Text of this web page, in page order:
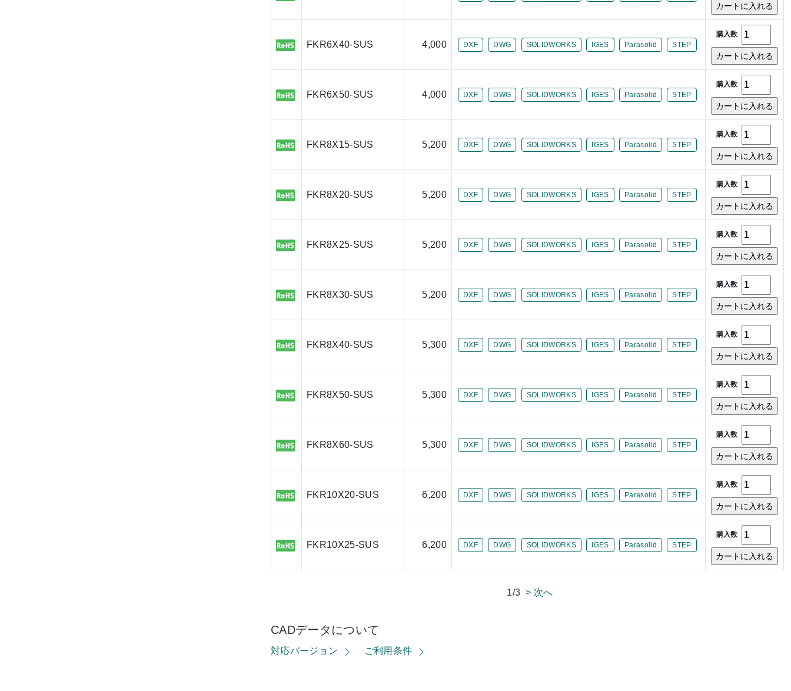
FKR6X40-SUS 4,000 DXF DWG SOLIDWORKS IGES Parasolid STEP
購入数
FKR6X50-SUS 4,000 DXF DWG SOLIDWORKS IGES Parasolid STEP
購入数
FKR8X15-SUS 5,200 DXF DWG SOLIDWORKS IGES Parasolid STEP
購入数
FKR8X20-SUS 5,200 DXF DWG SOLIDWORKS IGES Parasolid STEP
購入数
FKR8X25-SUS 5,200 DXF DWG SOLIDWORKS IGES Parasolid STEP
購入数
FKR8X30-SUS 5,200 DXF DWG SOLIDWORKS IGES Parasolid STEP
購入数
FKR8X40-SUS 5,300 DXF DWG SOLIDWORKS IGES Parasolid STEP
購入数
FKR8X50-SUS 5,300 DXF DWG SOLIDWORKS IGES Parasolid STEP
購入数
FKR8X60-SUS 5,300 DXF DWG SOLIDWORKS IGES Parasolid STEP
購入数
FKR10X20-SUS 6,200 DXF DWG SOLIDWORKS IGES Parasolid STEP
購入数
FKR10X25-SUS 6,200 DXF DWG SOLIDWORKS IGES Parasolid STEP
購入数
1/3 > 次へ
CADデータについて
対応バージョン ご利用条件